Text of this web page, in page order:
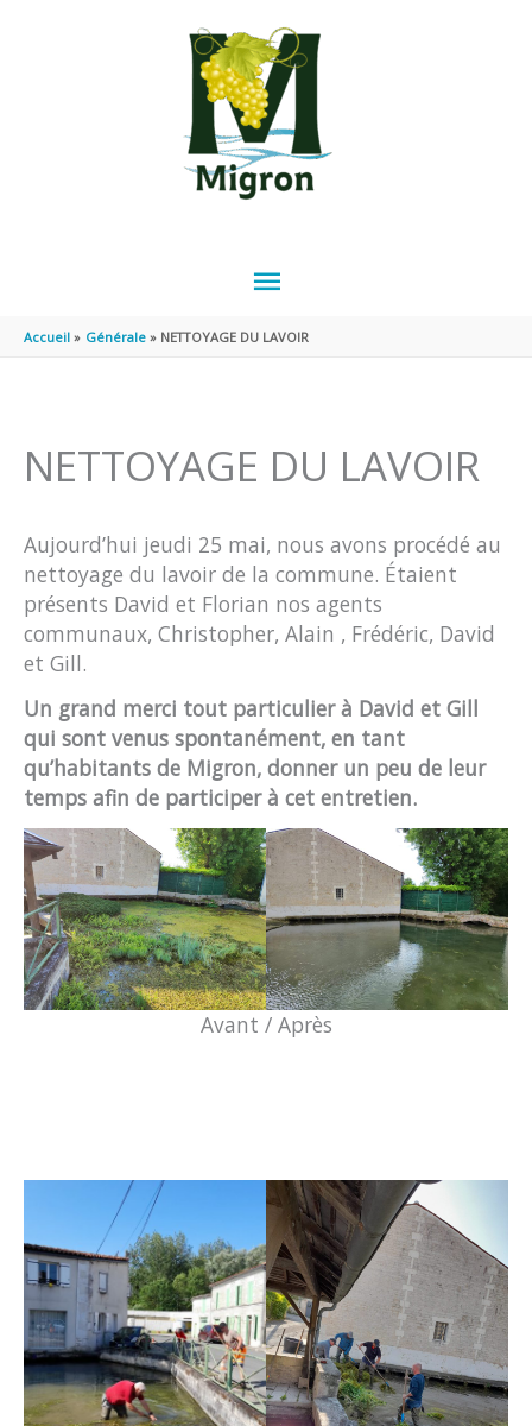
MENU
PRINCIPAL
Accueil Générale NETTOYAGE DU LAVOIR
NETTOYAGE DU LAVOIR
Aujourd’hui jeudi 25 mai, nous avons procédé au
nettoyage du lavoir de la commune. Étaient
présents David et Florian nos agents
communaux, Christopher, Alain , Frédéric, David
et Gill.
Un grand merci tout particulier à David et Gill
qui sont venus spontanément, en tant
qu’habitants de Migron, donner un peu de leur
temps afin de participer à cet entretien.
Avant / Après